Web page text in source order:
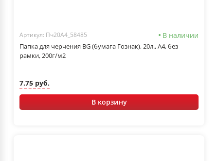
Артикул: Пч20А4_58485 В наличии
Папка для черчения BG (бумага Гознак), 20л., А4, без
рамки, 200г/м2
7.75 руб.
В корзину